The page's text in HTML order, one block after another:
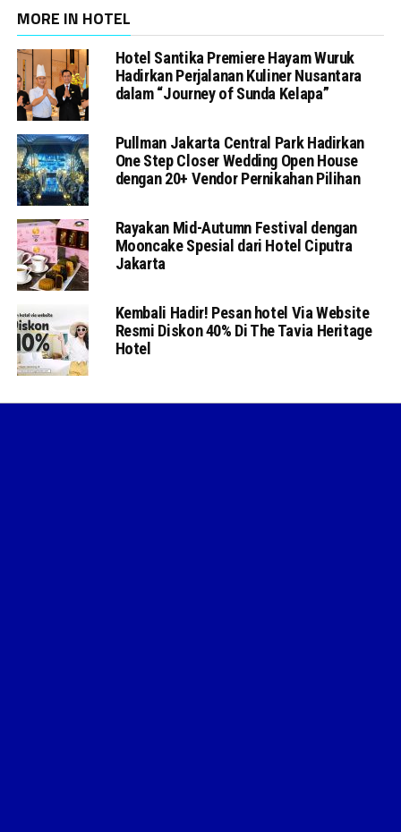
MORE IN HOTEL
Hotel Santika Premiere Hayam Wuruk
Hadirkan Perjalanan Kuliner Nusantara
dalam “Journey of Sunda Kelapa”
Pullman Jakarta Central Park Hadirkan
One Step Closer Wedding Open House
dengan 20+ Vendor Pernikahan Pilihan
Rayakan Mid-Autumn Festival dengan
Mooncake Spesial dari Hotel Ciputra
Jakarta
Kembali Hadir! Pesan hotel Via Website
Resmi Diskon 40% Di The Tavia Heritage
Hotel